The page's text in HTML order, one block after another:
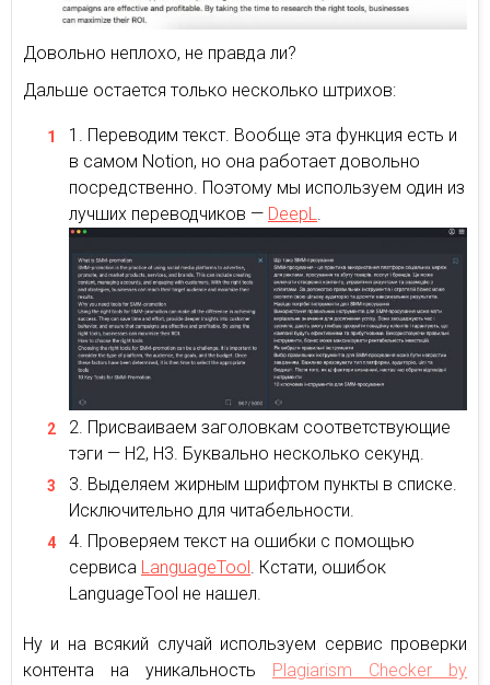
Довольно неплохо, не правда ли?
Дальше остается только несколько штрихов:
Переводим текст. Вообще эта функция есть и
в самом Notion, но она работает довольно
посредственно. Поэтому мы используем один из
лучших переводчиков — DeepL.
Присваиваем заголовкам соответствующие
тэги — H2, H3. Буквально несколько секунд.
Выделяем жирным шрифтом пункты в списке.
Исключительно для читабельности.
Проверяем текст на ошибки с помощью
сервиса LanguageTool . Кстати, ошибок
LanguageTool не нашел.
Ну и на всякий случай используем сервис проверки
контента на уникальность
Plagiarism Checker by